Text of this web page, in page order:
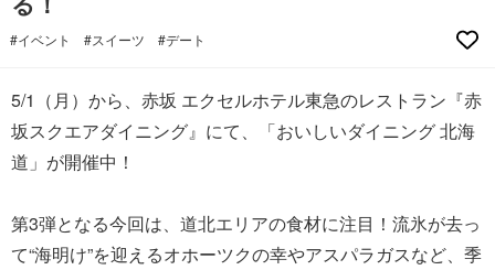
#イベント #スイーツ #デート
5/1（月）から、赤坂 エクセルホテル東急のレストラン『赤
坂スクエアダイニング』にて、「おいしいダイニング 北海
道」が開催中！
第3弾となる今回は、道北エリアの食材に注目！流氷が去っ
て“海明け”を迎えるオホーツクの幸やアスパラガスなど、季